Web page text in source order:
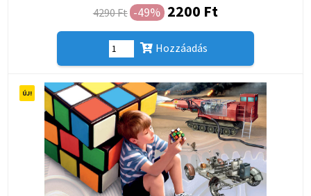
4290 Ft -49% 2200 Ft
Hozzáadás